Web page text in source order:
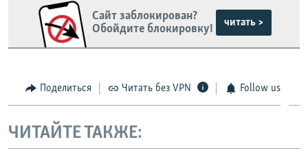
Сайт заблокирован?
Обойдите блокировку!
читать >
Поделиться Читать без VPN Follow us
ЧИТАЙТЕ ТАКЖЕ: